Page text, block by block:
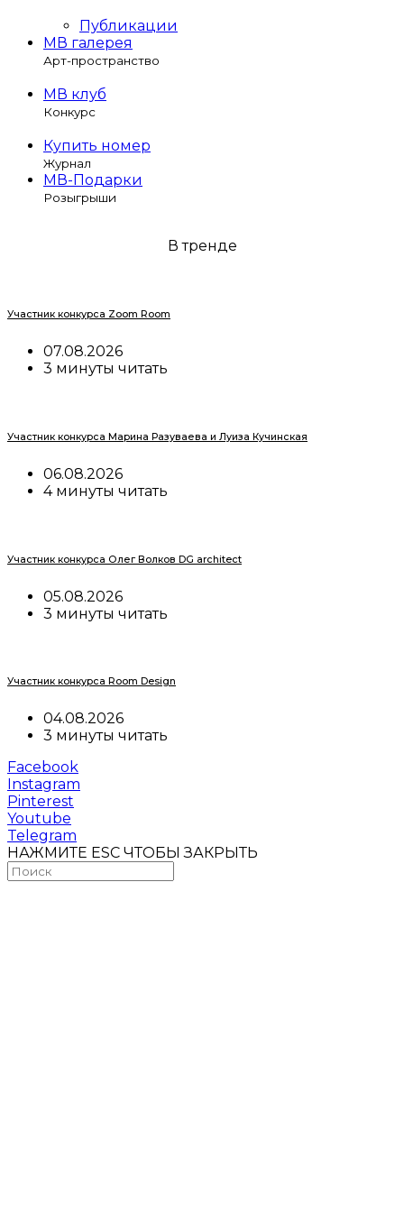
Публикации
МВ галерея
Арт-пространство
МВ клуб
Конкурс
Купить номер
Журнал
МВ-Подарки
Розыгрыши
В тренде
Участник конкурса Zoom Room
07.08.2026
3 минуты читать
Участник конкурса Марина Разуваева и Луиза Кучинская
06.08.2026
4 минуты читать
Участник конкурса Олег Волков DG architect
05.08.2026
3 минуты читать
Участник конкурса Room Design
04.08.2026
3 минуты читать
Facebook
Instagram
Pinterest
Youtube
Telegram
НАЖМИТЕ ESC ЧТОБЫ ЗАКРЫТЬ